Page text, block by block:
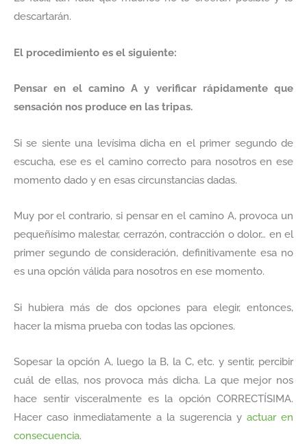
descartarán.
El procedimiento es el siguiente:
Pensar en el camino A y verificar rápidamente que
sensación nos produce en las tripas.
Si se siente una levísima dicha en el primer segundo de
escucha, ese es el camino correcto para nosotros en ese
momento dado y en esas circunstancias dadas.
Muy por el contrario, si pensar en el camino A, provoca un
pequeñísimo malestar, cerrazón, contracción o dolor… en el
primer segundo de consideración, definitivamente esa no
es una opción válida para nosotros en ese momento.
Si hubiera más de dos opciones para elegir, entonces,
hacer la misma prueba con todas las opciones.
Sopesar la opción A, luego la B, la C, etc. y sentir, percibir
cuál de ellas, nos provoca más dicha. La que mejor nos
hace sentir visceralmente es la opción CORRECTÍSIMA.
Hacer caso inmediatamente a la sugerencia y actuar en
consecuencia.